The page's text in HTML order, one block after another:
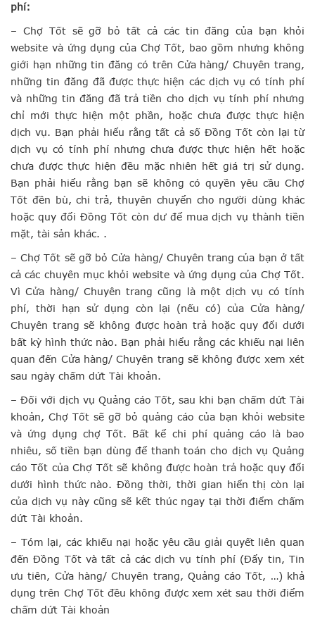
phí:
– Chợ Tốt sẽ gỡ bỏ tất cả các tin đăng của bạn khỏi
website và ứng dụng của Chợ Tốt, bao gồm nhưng không
giới hạn những tin đăng có trên Cửa hàng/ Chuyên trang,
những tin đăng đã được thực hiện các dịch vụ có tính phí
và những tin đăng đã trả tiền cho dịch vụ tính phí nhưng
chỉ mới thực hiện một phần, hoặc chưa được thực hiện
dịch vụ. Bạn phải hiểu rằng tất cả số Đồng Tốt còn lại từ
dịch vụ có tính phí nhưng chưa được thực hiện hết hoặc
chưa được thực hiện đều mặc nhiên hết giá trị sử dụng.
Bạn phải hiểu rằng bạn sẽ không có quyền yêu cầu Chợ
Tốt đền bù, chi trả, thuyên chuyển cho người dùng khác
hoặc quy đổi Đồng Tốt còn dư để mua dịch vụ thành tiền
mặt, tài sản khác. .
– Chợ Tốt sẽ gỡ bỏ Cửa hàng/ Chuyên trang của bạn ở tất
cả các chuyên mục khỏi website và ứng dụng của Chợ Tốt.
Vì Cửa hàng/ Chuyên trang cũng là một dịch vụ có tính
phí, thời hạn sử dụng còn lại (nếu có) của Cửa hàng/
Chuyên trang sẽ không được hoàn trả hoặc quy đổi dưới
bất kỳ hình thức nào. Bạn phải hiểu rằng các khiếu nại liên
quan đến Cửa hàng/ Chuyên trang sẽ không được xem xét
sau ngày chấm dứt Tài khoản.
– Đối với dịch vụ Quảng cáo Tốt, sau khi bạn chấm dứt Tài
khoản, Chợ Tốt sẽ gỡ bỏ quảng cáo của bạn khỏi website
và ứng dụng chợ Tốt. Bất kể chi phí quảng cáo là bao
nhiêu, số tiền bạn dùng để thanh toán cho dịch vụ Quảng
cáo Tốt của Chợ Tốt sẽ không được hoàn trả hoặc quy đổi
dưới hình thức nào. Đồng thời, thời gian hiển thị còn lại
của dịch vụ này cũng sẽ kết thúc ngay tại thời điểm chấm
dứt Tài khoản.
– Tóm lại, các khiếu nại hoặc yêu cầu giải quyết liên quan
đến Đồng Tốt và tất cả các dịch vụ tính phí (Đẩy tin, Tin
ưu tiên, Cửa hàng/ Chuyên trang, Quảng cáo Tốt, …) khả
dụng trên Chợ Tốt đều không được xem xét sau thời điểm
chấm dứt Tài khoản